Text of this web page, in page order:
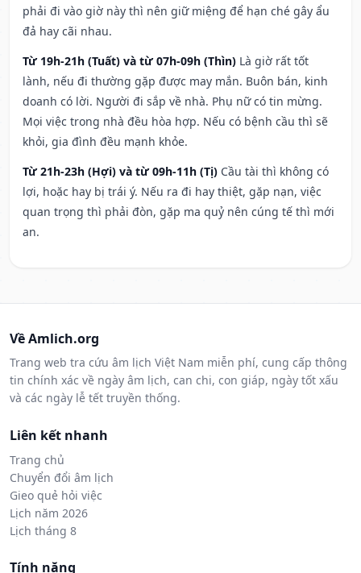
phải đi vào giờ này thì nên giữ miệng để hạn ché gây ẩu
đả hay cãi nhau.
Từ 19h-21h (Tuất) và từ 07h-09h (Thìn) Là giờ rất tốt
lành, nếu đi thường gặp được may mắn. Buôn bán, kinh
doanh có lời. Người đi sắp về nhà. Phụ nữ có tin mừng.
Mọi việc trong nhà đều hòa hợp. Nếu có bệnh cầu thì sẽ
khỏi, gia đình đều mạnh khỏe.
Từ 21h-23h (Hợi) và từ 09h-11h (Tị) Cầu tài thì không có
lợi, hoặc hay bị trái ý. Nếu ra đi hay thiệt, gặp nạn, việc
quan trọng thì phải đòn, gặp ma quỷ nên cúng tế thì mới
an.
Về Amlich.org
Trang web tra cứu âm lịch Việt Nam miễn phí, cung cấp thông
tin chính xác về ngày âm lịch, can chi, con giáp, ngày tốt xấu
và các ngày lễ tết truyền thống.
Liên kết nhanh
Trang chủ
Chuyển đổi âm lịch
Gieo quẻ hỏi việc
Lịch năm 2026
Lịch tháng 8
Tính năng